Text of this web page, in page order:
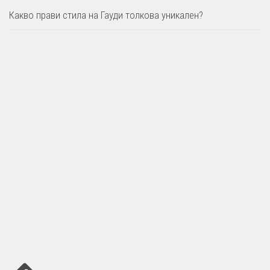
Какво прави стила на Гауди толкова уникален?